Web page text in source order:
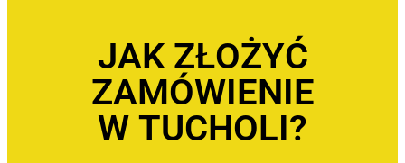
JAK ZŁOŻYĆ
ZAMÓWIENIE
W TUCHOLI?